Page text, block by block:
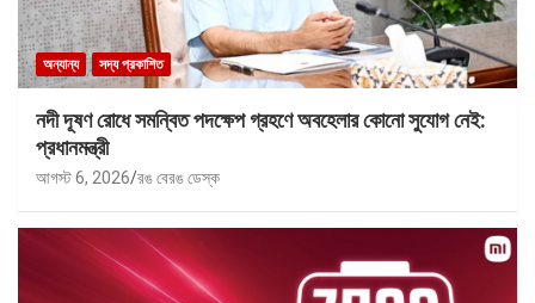
অন্যান্য সদ্য প্রকাশিত
নদী দূষণ রোধে সমন্বিত পদক্ষেপ গ্রহণে অবহেলার কোনো সুযোগ নেই:
প্রধানমন্ত্রী
আগস্ট 6, 2026 রঙ বেরঙ ডেস্ক